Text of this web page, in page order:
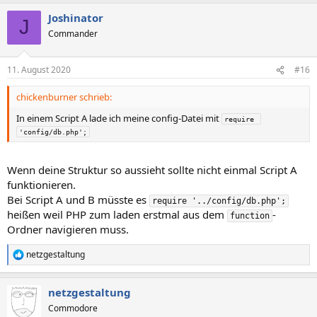
J Joshinator
Commander
11. August 2020 #16
chickenburner schrieb:
In einem Script A lade ich meine config-Datei mit
require
'config/db.php';
Wenn deine Struktur so aussieht sollte nicht einmal Script A
funktionieren.
Bei Script A und B müsste es
require '../config/db.php';
heißen weil PHP zum laden erstmal aus dem function -
Ordner navigieren muss.
R
e
k
t
netzgestaltung
netzgestaltung
Commodore